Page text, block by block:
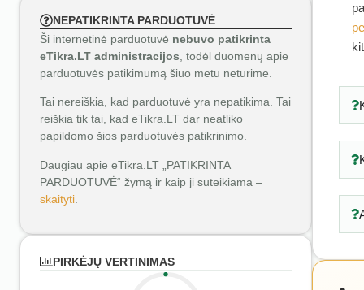
NEPATIKRINTA PARDUOTUVĖ
Ši internetinė parduotuvė nebuvo patikrinta
eTikra.LT administracijos , todėl duomenų apie
parduotuvės patikimumą šiuo metu neturime.
Tai nereiškia, kad parduotuvė yra nepatikima. Tai
reiškia tik tai, kad eTikra.LT dar neatliko
papildomo šios parduotuvės patikrinimo.
Daugiau apie eTikra.LT „PATIKRINTA
PARDUOTUVĖ“ žymą ir kaip ji suteikiama –
skaityti
PIRKĖJŲ VERTINIMAS